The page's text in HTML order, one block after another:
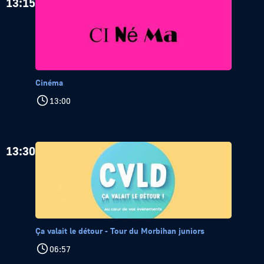
Cinéma
13:00
13:30
Ça valait le détour - Tour du Morbihan juniors
06:57